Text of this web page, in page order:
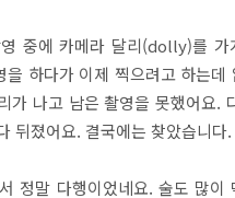
중에 카메라 달리(dolly)를 가
을 하다가 이제 찍으려고하는데
가 나고 남은 촬영을 못했어요.
뒤졌어요. 결국에는 찾았습니다.
정말 다행이었네요. 술도 많이